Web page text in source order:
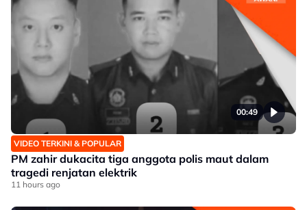
00:49
VIDEO TERKINI & POPULAR
PM zahir dukacita tiga anggota polis maut dalam
tragedi renjatan elektrik
11 hours ago